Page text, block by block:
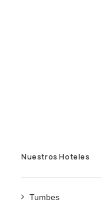
Nuestros Hoteles
Tumbes